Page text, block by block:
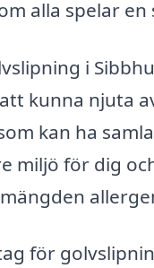
alla spelar
i
kunna njuta
kan ha
miljö för dig
för